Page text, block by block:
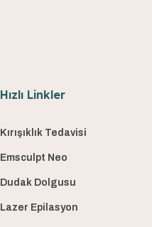
Hızlı Linkler
Kırışıklık Tedavisi
Emsculpt Neo
Dudak Dolgusu
Lazer Epilasyon